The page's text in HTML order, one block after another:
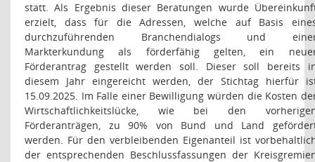
statt. Als Ergebnis dieser Beratungen wurde
erzielt, dass für die Adressen, welche auf Basis
durchzuführenden Branchendialogs und
Markterkundung als förderfähig gelten, ein
Förderantrag gestellt werden soll. Dieser soll bereits
diesem Jahr eingereicht werden, der Stichtag hierfür
15.09.2025. Im Falle einer Bewilligung würden die Kosten
Wirtschaftlichkeitslücke, wie bei den
Förderanträgen, zu 90% von Bund und Land
werden. Für den verbleibenden Eigenanteil ist
der entsprechenden Beschlussfassungen der